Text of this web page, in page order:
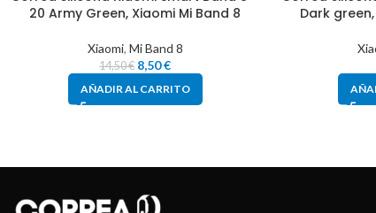
20 Army Green, Xiaomi Mi Band 8
Xiaomi, Mi Band 8
14,50€ 8,50€
AÑADIR AL CARRITO
Dark